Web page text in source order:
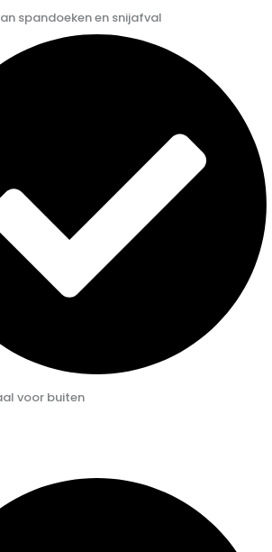
spandoeken en snijafval
voor buiten